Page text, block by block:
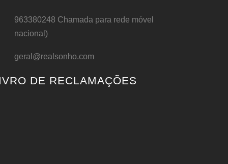
963380248 Chamada para rede móvel
nacional)
geral@realsonho.com
DE RECLAMAÇÕES